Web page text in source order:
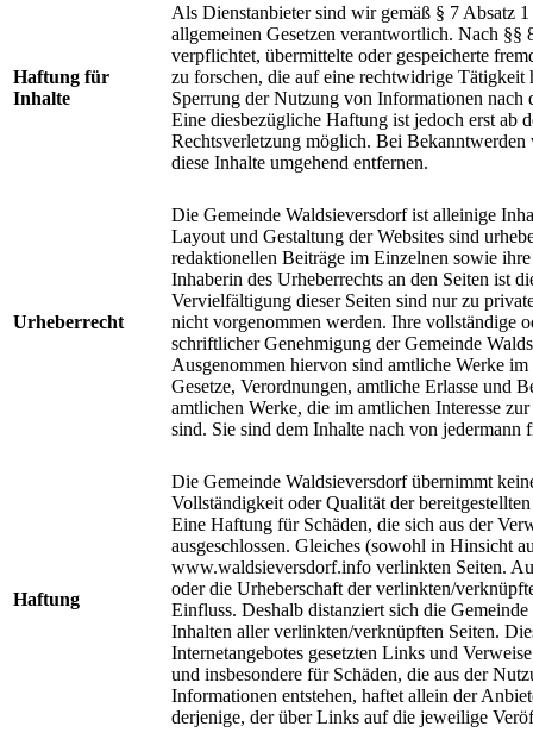
Haftung für
Inhalte
Als Dienstanbieter sind wir gemäß § 7 Absatz
allgemeinen Gesetzen verantwortlich. Nach
verpflichtet, übermittelte oder gespeicherte
zu forschen, die auf eine rechtwidrige
Sperrung der Nutzung von Informationen nach
Eine diesbezügliche Haftung ist jedoch erst ab
Rechtsverletzung möglich. Bei
diese Inhalte umgehend entfernen.
Urheberrecht
Die Gemeinde Waldsieversdorf ist alleinige
Layout und Gestaltung der Websites sind
redaktionellen Beiträge im Einzelnen sowie
Inhaberin des Urheberrechts an den Seiten ist
Vervielfältigung dieser Seiten sind nur zu
nicht vorgenommen werden. Ihre vollständige
schriftlicher Genehmigung der Gemeinde
Ausgenommen hiervon sind amtliche Werke
Gesetze, Verordnungen, amtliche Erlasse und
amtlichen Werke, die im amtlichen Interesse
sind. Sie sind dem Inhalte nach von jedermann
Haftung
Die Gemeinde Waldsieversdorf übernimmt
Vollständigkeit oder Qualität der
Eine Haftung für Schäden, die sich aus der
ausgeschlossen. Gleiches (sowohl in Hinsicht
www.waldsieversdorf.info verlinkten Seiten.
oder die Urheberschaft der verlinkten/
Einfluss. Deshalb distanziert sich die
Inhalten aller verlinkten/verknüpften Seiten.
Internetangebotes gesetzten Links und
und insbesondere für Schäden, die aus der
Informationen entstehen, haftet allein der
derjenige, der über Links auf die jeweilige